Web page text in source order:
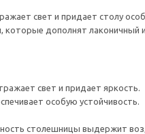
свет и придает столу
дополнят лаконичный
свет и придает яркость.
особую устойчивость.
столешницы выдержит